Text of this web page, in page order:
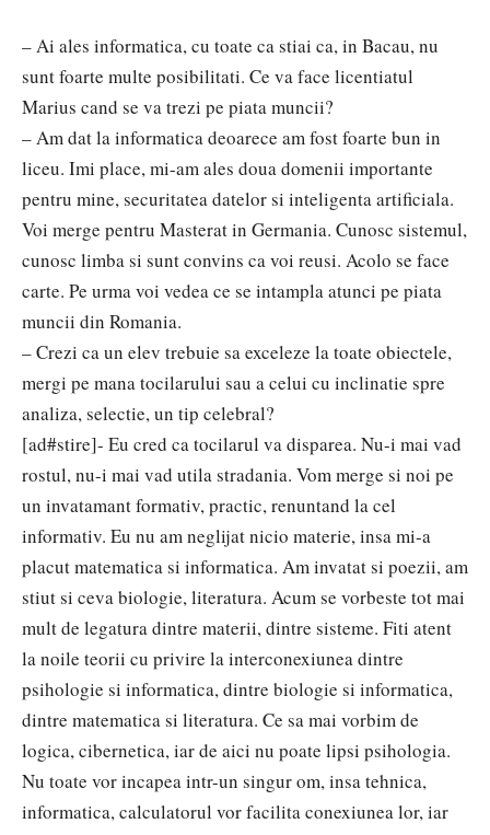
– Ai ales informatica, cu toate ca stiai ca, in Bacau, nu
sunt foarte multe posibilitati. Ce va face licentiatul
Marius cand se va trezi pe piata muncii?
– Am dat la informatica deoarece am fost foarte bun in
liceu. Imi place, mi-am ales doua domenii importante
pentru mine, securitatea datelor si inteligenta artificiala.
Voi merge pentru Masterat in Germania. Cunosc sistemul,
cunosc limba si sunt convins ca voi reusi. Acolo se face
carte. Pe urma voi vedea ce se intampla atunci pe piata
muncii din Romania.
– Crezi ca un elev trebuie sa exceleze la toate obiectele,
mergi pe mana tocilarului sau a celui cu inclinatie spre
analiza, selectie, un tip celebral?
[ad#stire]- Eu cred ca tocilarul va disparea. Nu-i mai vad
rostul, nu-i mai vad utila stradania. Vom merge si noi pe
un invatamant formativ, practic, renuntand la cel
informativ. Eu nu am neglijat nicio materie, insa mi-a
placut matematica si informatica. Am invatat si poezii, am
stiut si ceva biologie, literatura. Acum se vorbeste tot mai
mult de legatura dintre materii, dintre sisteme. Fiti atent
la noile teorii cu privire la interconexiunea dintre
psihologie si informatica, dintre biologie si informatica,
dintre matematica si literatura. Ce sa mai vorbim de
logica, cibernetica, iar de aici nu poate lipsi psihologia.
Nu toate vor incapea intr-un singur om, insa tehnica,
informatica, calculatorul vor facilita conexiunea lor, iar